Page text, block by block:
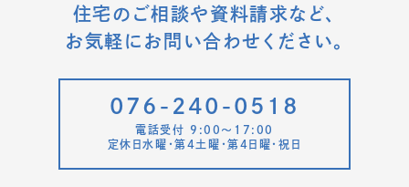
住宅のご相談や資料請求など、
お気軽にお問い合わせください。
076-240-0518
電話受付 9:00〜17:00
定休日水曜・第4土曜・第4日曜・祝日